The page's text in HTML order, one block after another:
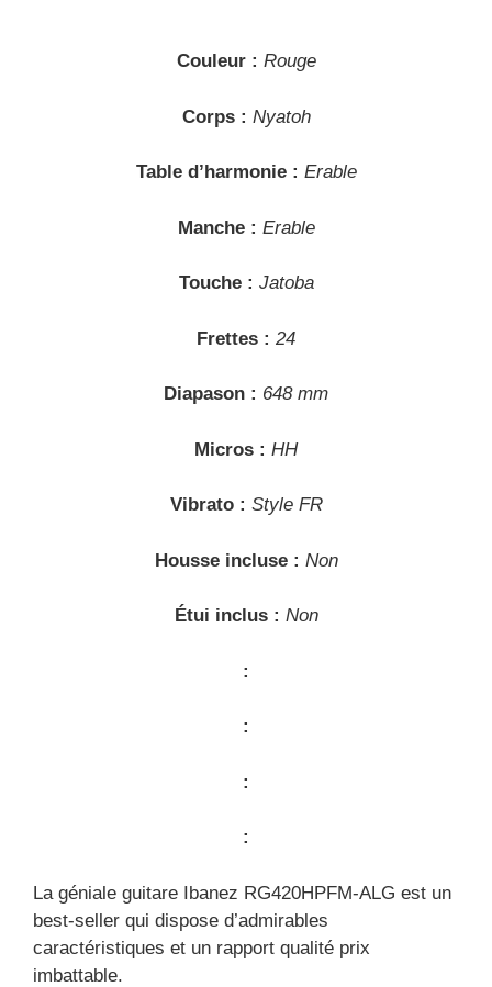
Couleur : Rouge
Corps : Nyatoh
Table d’harmonie : Erable
Manche : Erable
Touche : Jatoba
Frettes : 24
Diapason : 648 mm
Micros : HH
Vibrato : Style FR
Housse incluse : Non
Étui inclus : Non
:
:
:
:
La géniale guitare Ibanez RG420HPFM-ALG est un
best-seller qui dispose d’admirables
caractéristiques et un rapport qualité prix
imbattable.